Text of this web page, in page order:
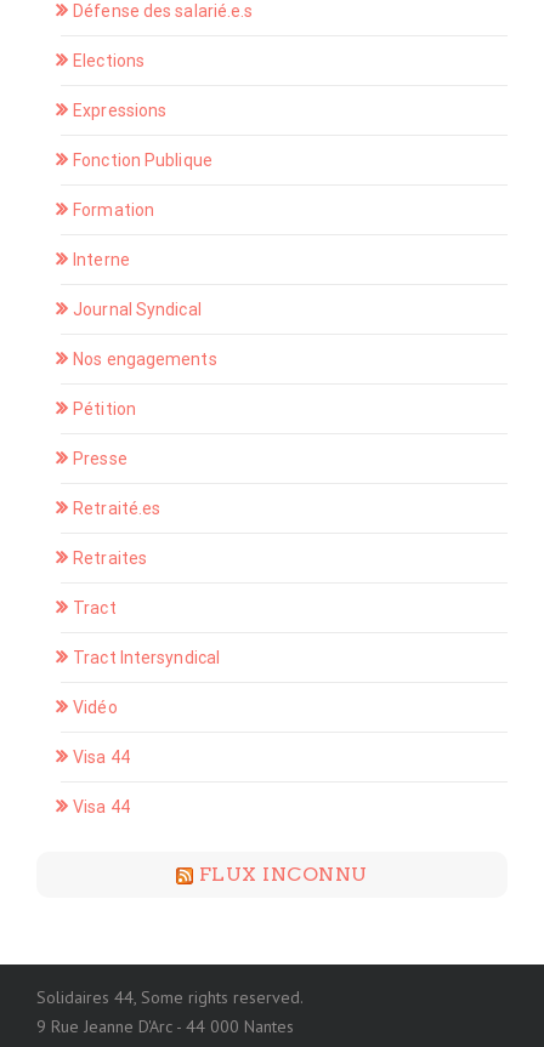
Défense des salarié.e.s
Elections
Expressions
Fonction Publique
Formation
Interne
Journal Syndical
Nos engagements
Pétition
Presse
Retraité.es
Retraites
Tract
Tract Intersyndical
Vidéo
Visa 44
Visa 44
FLUX INCONNU
Solidaires 44, Some rights reserved.
9 Rue Jeanne D'Arc - 44 000 Nantes